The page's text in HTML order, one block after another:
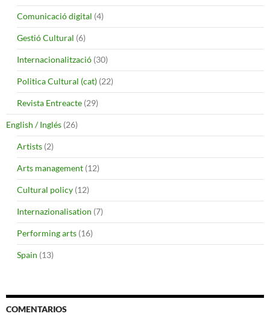
Comunicació digital (4)
Gestió Cultural (6)
Internacionalització (30)
Politica Cultural (cat) (22)
Revista Entreacte (29)
English / Inglés (26)
Artists (2)
Arts management (12)
Cultural policy (12)
Internazionalisation (7)
Performing arts (16)
Spain (13)
COMENTARIOS